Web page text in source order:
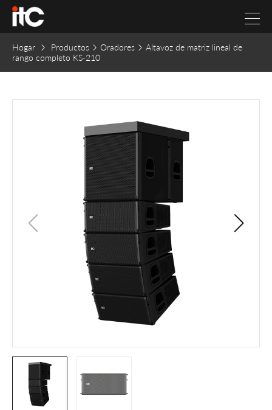
Hogar Productos Oradores
Altavoz de matriz lineal de
rango completo KS-210